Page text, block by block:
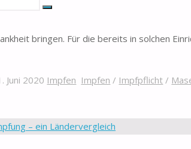
Suche
in Gemeinschaftseinrichtungen wie Kitas
Aufnahme einen entsprechenden
bringen. Für die bereits in solchen
Juni 2020 Impfen Impfen / Impfpflicht /